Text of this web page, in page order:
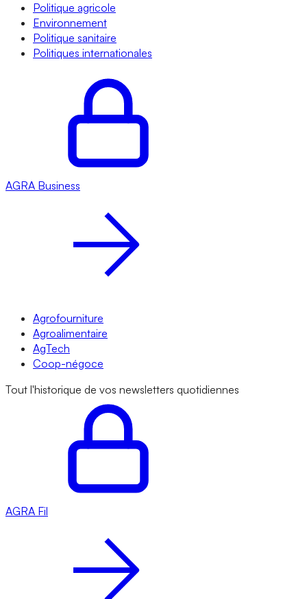
Politique agricole
Environnement
Politique sanitaire
Politiques internationales
AGRA Business
Agrofourniture
Agroalimentaire
AgTech
Coop-négoce
Tout l'historique de vos newsletters quotidiennes
AGRA Fil